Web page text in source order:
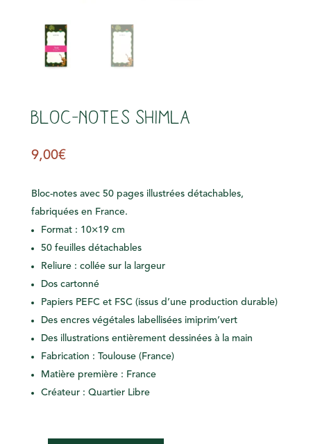
Bloc-notes Shimla
9,00€
Bloc-notes avec 50 pages illustrées détachables,
fabriquées en France.
Format : 10×19 cm
50 feuilles détachables
Reliure : collée sur la largeur
Dos cartonné
Papiers PEFC et FSC (issus d’une production durable)
Des encres végétales labellisées imiprim’vert
Des illustrations entièrement dessinées à la main
Fabrication : Toulouse (France)
Matière première : France
Créateur : Quartier Libre